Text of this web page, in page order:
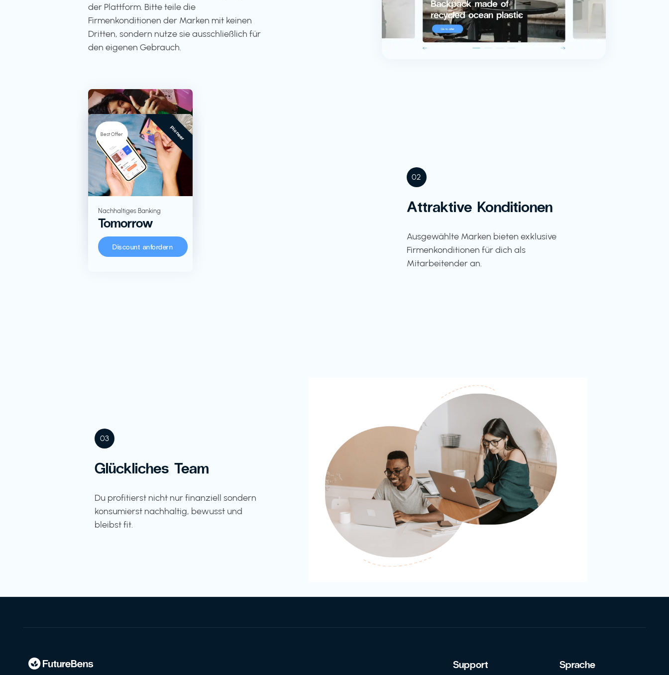
der Plattform. Bitte teile die
Firmenkonditionen der Marken mit keinen
Dritten, sondern nutze sie ausschließlich für
den eigenen Gebrauch.
02
Attraktive Konditionen
Ausgewählte Marken bieten exklusive
Firmenkonditionen für dich als
Mitarbeitender an.
TV + Streaming
RTL+
-5%
Lebensmittel in
Großverpackungen
KoRo
Best Offer Pioneer
Nachhaltiges Banking
Tomorrow
Discount anfordern
03
Glückliches Team
Du profitierst nicht nur finanziell sondern
konsumierst nachhaltig, bewusst und
bleibst fit.
Support Sprache